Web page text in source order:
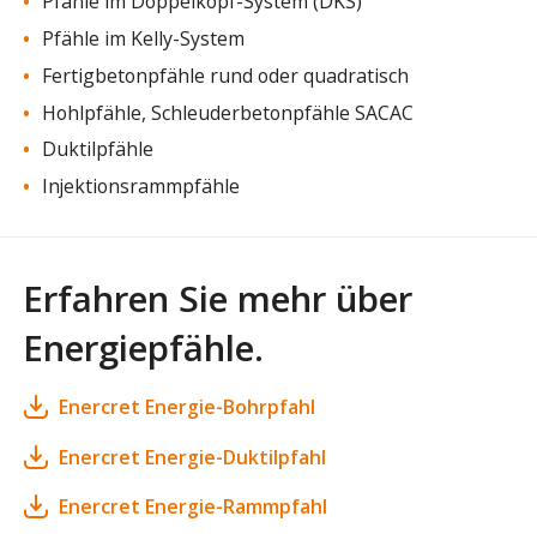
Pfähle im Kelly-System
Fertigbetonpfähle rund oder quadratisch
Hohlpfähle, Schleuderbetonpfähle SACAC
Duktilpfähle
Injektionsrammpfähle
Erfahren Sie mehr über
Energiepfähle.
Enercret Energie-Bohrpfahl
Enercret Energie-Duktilpfahl
Enercret Energie-Rammpfahl